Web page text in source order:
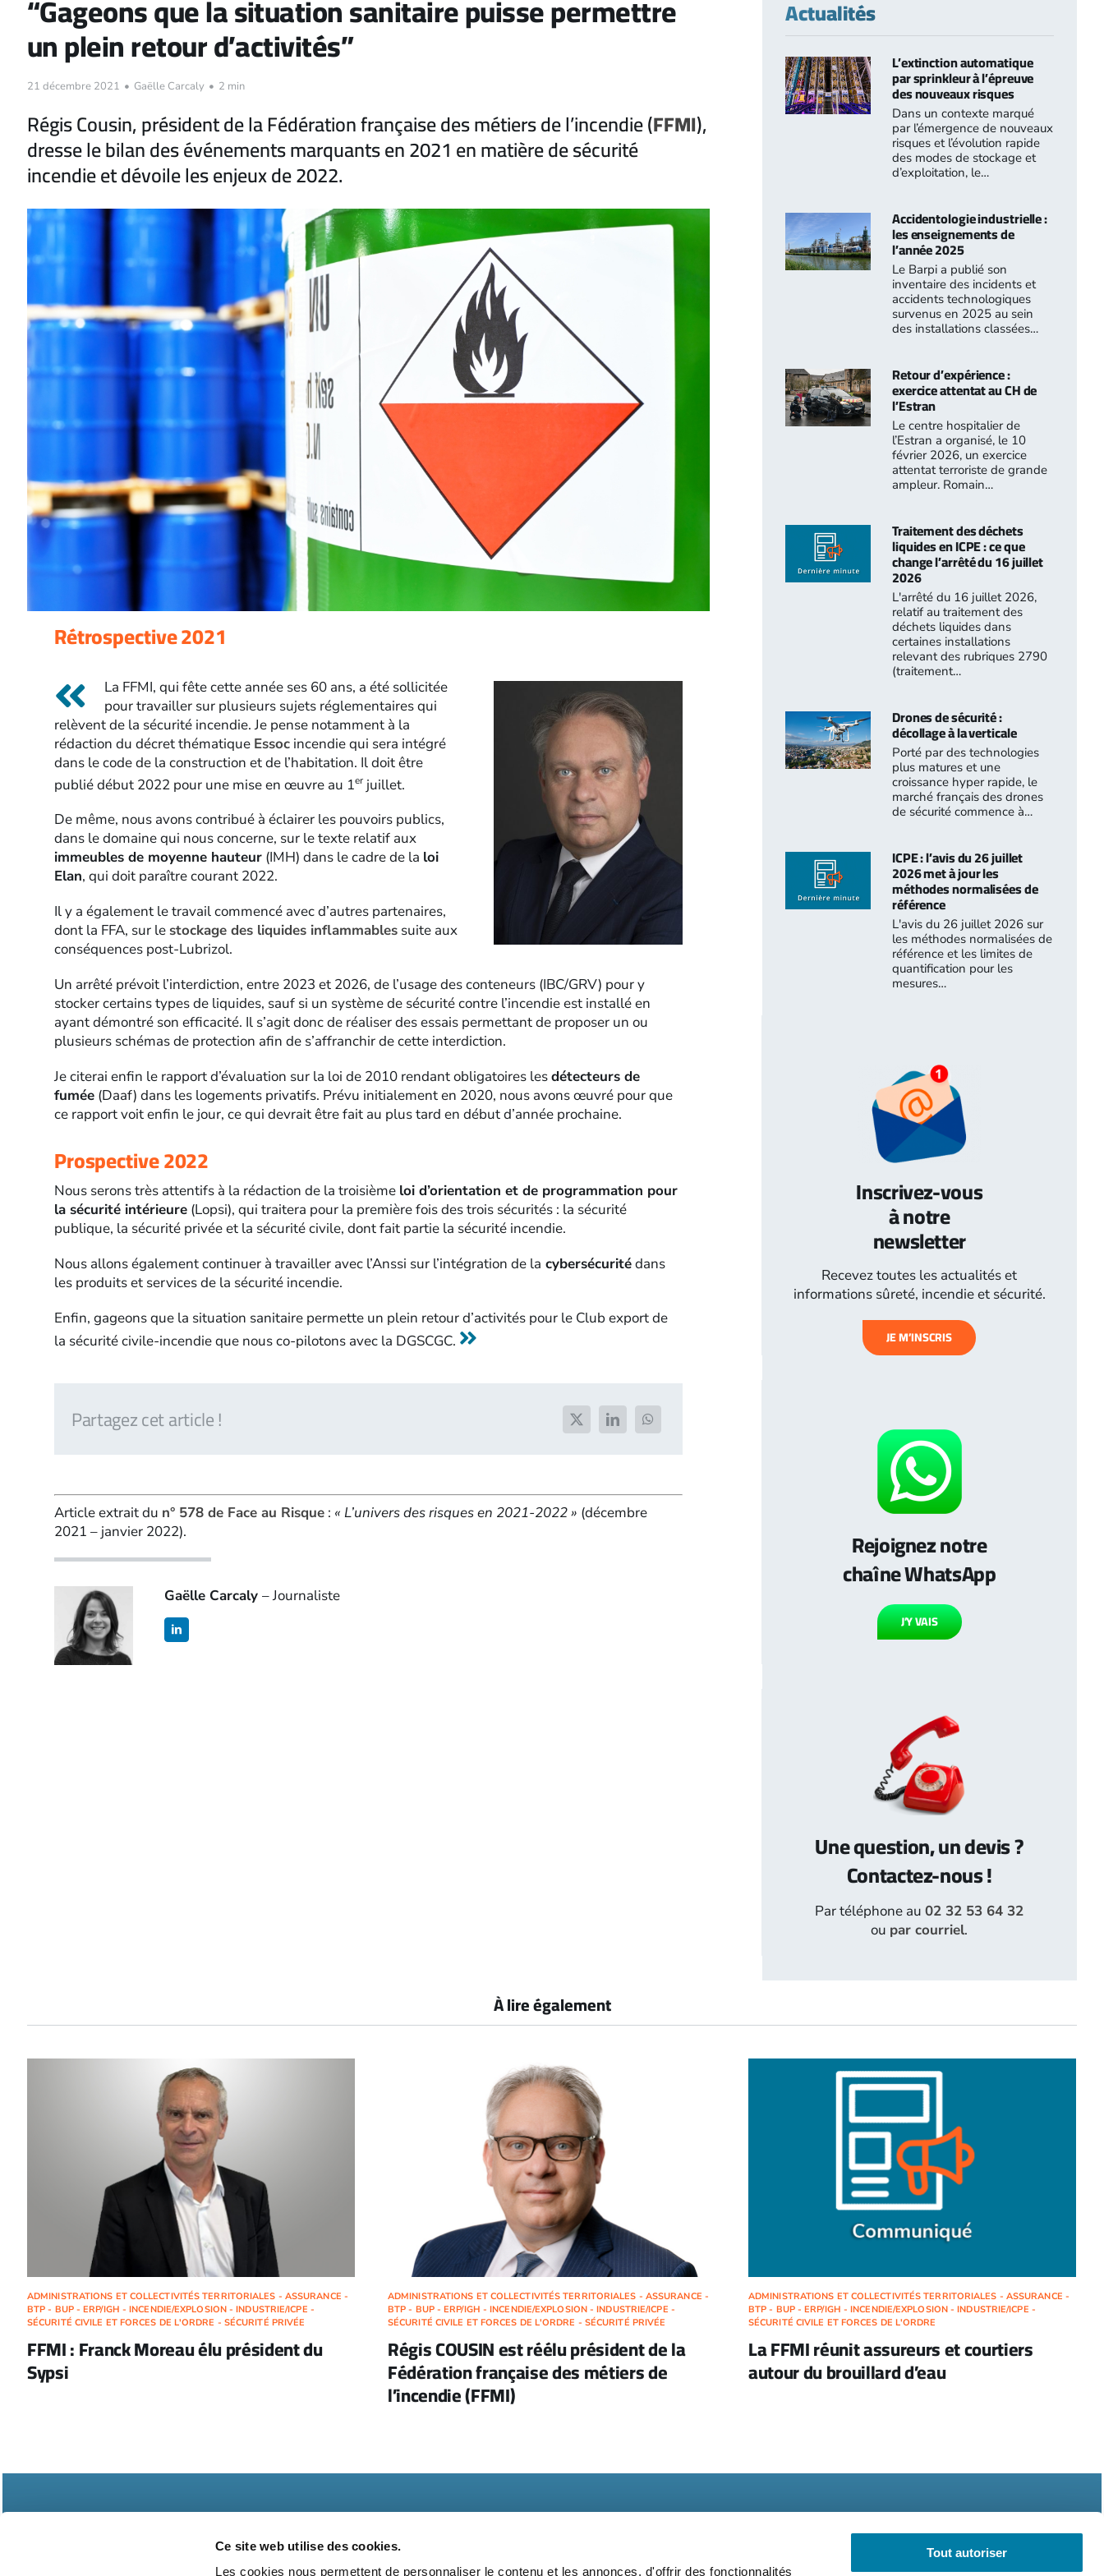
Ce site web utilise des cookies.
Les cookies nous permettent de personnaliser le contenu et les annonces, d'offrir des fonctionnalités
Tout autoriser
“Gageons que la situation sanitaire puisse permettre
un plein retour d’activités”
21 décembre 2021 • Gaëlle Carcaly • 2 min
Régis Cousin, président de la Fédération française des métiers de l’incendie (FFMI),
dresse le bilan des événements marquants en 2021 en matière de sécurité
incendie et dévoile les enjeux de 2022.
Rétrospective 2021
La FFMI, qui fête cette année ses 60 ans, a été sollicitée
pour travailler sur plusieurs sujets réglementaires qui
relèvent de la sécurité incendie. Je pense notamment à la
rédaction du décret thématique Essocincendie qui sera intégré
dans le code de la construction et de l’habitation. Il doit être
publié début 2022 pour une mise en œuvre au 1erjuillet.
De même, nous avons contribué à éclairer les pouvoirs publics,
dans le domaine qui nous concerne, sur le texte relatif aux
immeubles de moyenne hauteur(IMH) dans le cadre de la loi
Elan, qui doit paraître courant 2022.
Il y a également le travail commencé avec d’autres partenaires,
dont la FFA, sur le stockage des liquides inflammablessuite aux
conséquences post-Lubrizol.
Un arrêté prévoit l’interdiction, entre 2023 et 2026, de l’usage des conteneurs (IBC/GRV) pour y
stocker certains types de liquides, sauf si un système de sécurité contre l’incendie est installé en
ayant démontré son efficacité. Il s’agit donc de réaliser des essais permettant de proposer un ou
plusieurs schémas de protection afin de s’affranchir de cette interdiction.
Je citerai enfin le rapport d’évaluation sur la loi de 2010 rendant obligatoires lesdétecteurs de
fumée(Daaf) dans les logements privatifs. Prévu initialement en 2020, nous avons œuvré pour que
ce rapport voit enfin le jour, ce qui devrait être fait au plus tard en début d’année prochaine.
Prospective 2022
Nous serons très attentifs à la rédaction de la troisième loi d’orientation et de programmation pour
la sécurité intérieure(Lopsi), qui traitera pour la première fois des trois sécurités : la sécurité
publique, la sécurité privée et la sécurité civile, dont fait partie la sécurité incendie.
Nous allons également continuer à travailler avec l’Anssi sur l’intégration de la cybersécuritédans
les produits et services de la sécurité incendie.
Enfin, gageons que la situation sanitaire permette un plein retour d’activités pour le Club export de
la sécurité civile-incendie que nous co-pilotons avec la DGSCGC.
Partagez cet article !
Article extrait du n° 578 de Face au Risque: « L’univers des risques en 2021-2022 » (décembre
2021 – janvier 2022).
Gaëlle Carcaly – Journaliste
Actualités
L’extinction automatique
par sprinkleur à l’épreuve
des nouveaux risques
Dans un contexte marqué
par l’émergence de nouveaux
risques et l’évolution rapide
des modes de stockage et
d’exploitation, le…
Accidentologie industrielle :
les enseignements de
l’année 2025
Le Barpi a publié son
inventaire des incidents et
accidents technologiques
survenus en 2025 au sein
des installations classées…
Retour d’expérience :
exercice attentat au CH de
l’Estran
Le centre hospitalier de
l’Estran a organisé, le 10
février 2026, un exercice
attentat terroriste de grande
ampleur. Romain…
Traitement des déchets
liquides en ICPE : ce que
change l’arrêté du 16 juillet
2026
L'arrêté du 16 juillet 2026,
relatif au traitement des
déchets liquides dans
certaines installations
relevant des rubriques 2790
(traitement…
Drones de sécurité :
décollage à la verticale
Porté par des technologies
plus matures et une
croissance hyper rapide, le
marché français des drones
de sécurité commence à…
ICPE : l’avis du 26 juillet
2026 met à jour les
méthodes normalisées de
référence
L'avis du 26 juillet 2026 sur
les méthodes normalisées de
référence et les limites de
quantification pour les
mesures…
Inscrivez-vous
à notre
newsletter
Recevez toutes les actualités et
informations sûreté, incendie et sécurité.
JE M’INSCRIS
Rejoignez notre
chaîne WhatsApp
J’Y VAIS
Une question, un devis ?
Contactez-nous !
Par téléphone au02 32 53 64 32
ou par courriel.
À lire également
ADMINISTRATIONS ET COLLECTIVITÉS TERRITORIALES - ASSURANCE -
BTP - BUP - ERP/IGH - INCENDIE/EXPLOSION - INDUSTRIE/ICPE -
SÉCURITÉ CIVILE ET FORCES DE L'ORDRE - SÉCURITÉ PRIVÉE
FFMI : Franck Moreau élu président du
Sypsi
ADMINISTRATIONS ET COLLECTIVITÉS TERRITORIALES - ASSURANCE -
BTP - BUP - ERP/IGH - INCENDIE/EXPLOSION - INDUSTRIE/ICPE -
SÉCURITÉ CIVILE ET FORCES DE L'ORDRE - SÉCURITÉ PRIVÉE
Régis COUSIN est réélu président de la
Fédération française des métiers de
l’incendie (FFMI)
ADMINISTRATIONS ET COLLECTIVITÉS TERRITORIALES - ASSURANCE -
BTP - BUP - ERP/IGH - INCENDIE/EXPLOSION - INDUSTRIE/ICPE -
SÉCURITÉ CIVILE ET FORCES DE L'ORDRE
La FFMI réunit assureurs et courtiers
autour du brouillard d’eau